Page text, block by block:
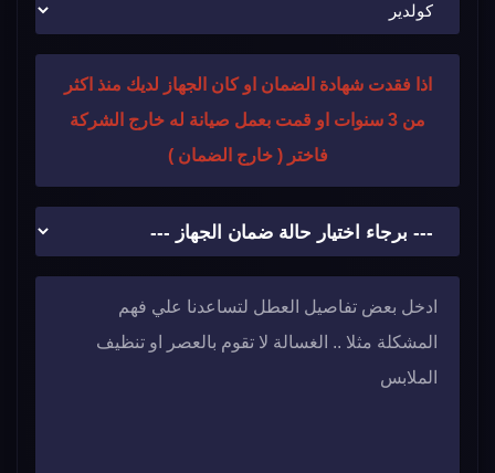
اذا فقدت شهادة الضمان او كان الجهاز لديك منذ اكثر
من 3 سنوات او قمت بعمل صيانة له خارج الشركة
فاختر ( خارج الضمان )